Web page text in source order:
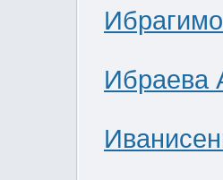
Ибраева